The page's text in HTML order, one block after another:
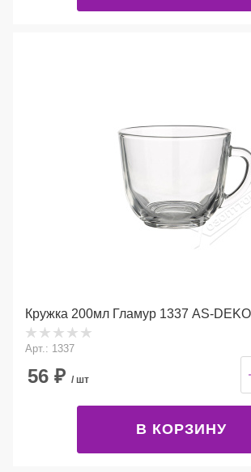
Кружка 200мл Гламур 1337 AS-
Арт.: 1337
56 ₽ / шт
В КОРЗИНУ